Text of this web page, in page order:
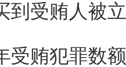
到受贿人被
贿犯罪数额